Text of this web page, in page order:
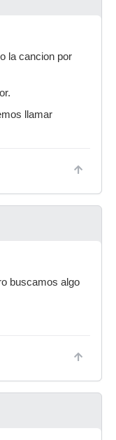
la cancion por
llamar
buscamos algo